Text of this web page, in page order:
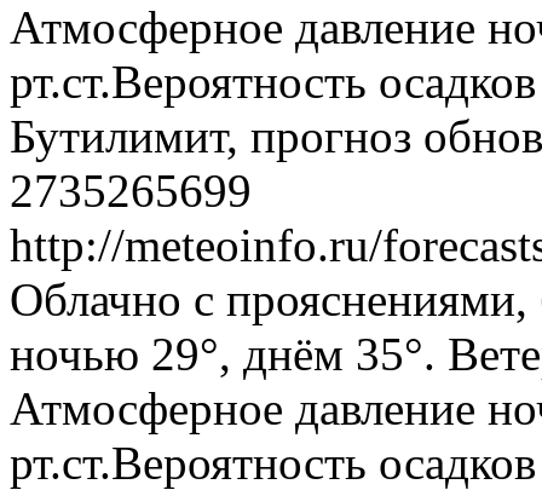
Атмосферное давление
рт.ст.Вероятность
Бутилимит, прогноз
2735265699
http://meteoinfo.ru/
Облачно с прояснениями,
ночью 29°, днём 35°.
Атмосферное давление
рт.ст.Вероятность